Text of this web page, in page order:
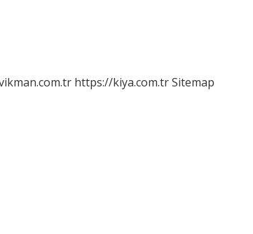
https://kiya.com.trSitemap